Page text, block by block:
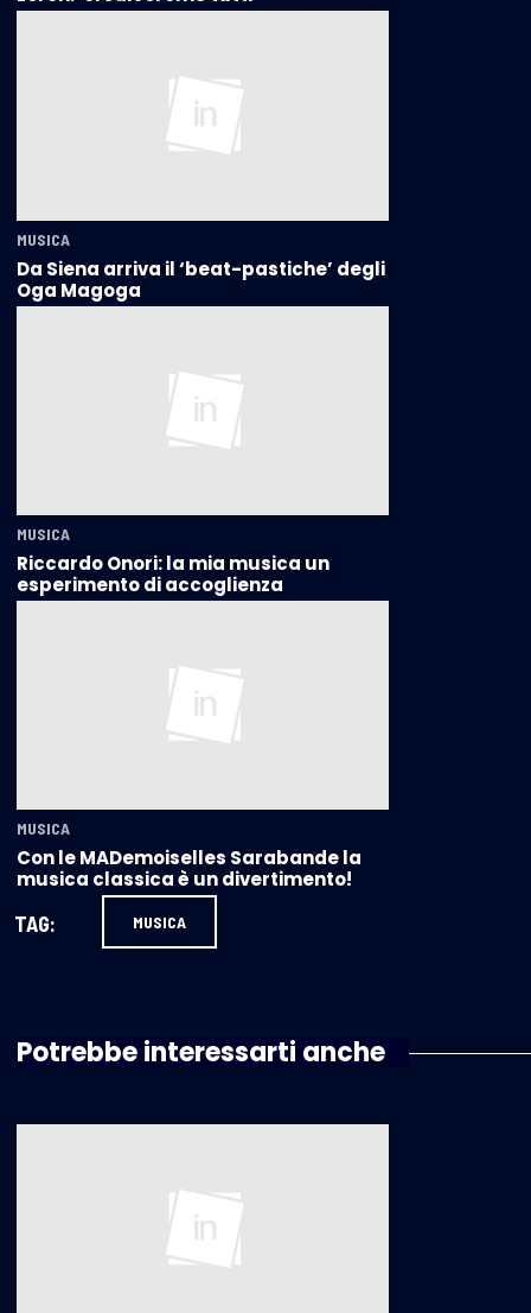
MUSICA
Da Siena arriva il ‘beat-pastiche’ degli
Oga Magoga
MUSICA
Riccardo Onori: la mia musica un
esperimento di accoglienza
MUSICA
Con le MADemoiselles Sarabande la
musica classica è un divertimento!
TAG: MUSICA
Potrebbe interessarti anche